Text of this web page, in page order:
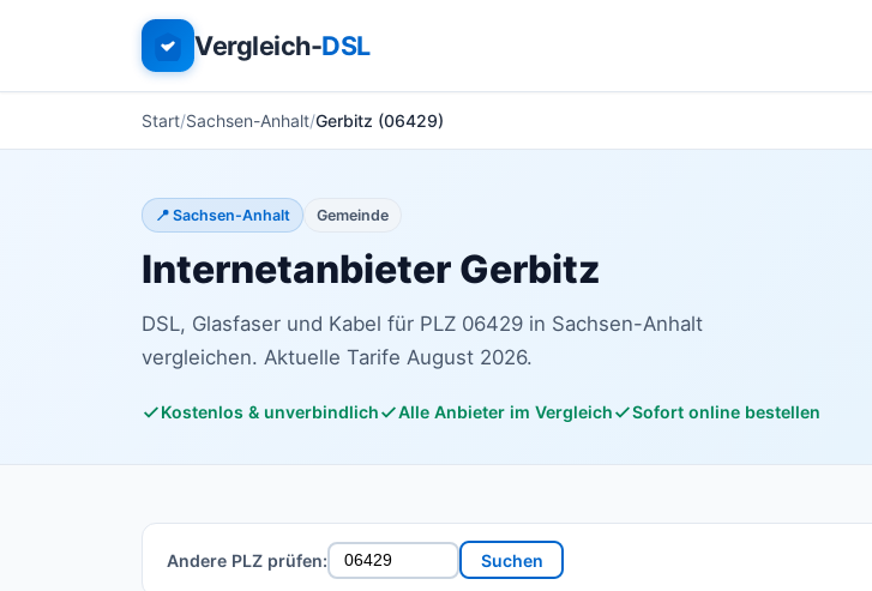
Vergleich-DSL
Start Sachsen-Anhalt Gerbitz (06429)
📍 Sachsen-Anhalt Gemeinde
Internetanbieter Gerbitz
DSL, Glasfaser und Kabel für PLZ 06429 in Sachsen-Anhalt
vergleichen. Aktuelle Tarife August 2026.
Kostenlos & unverbindlich Alle Anbieter im Vergleich Sofort online bestellen
Andere PLZ prüfen: Suchen